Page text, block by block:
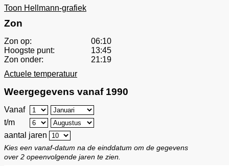
Toon Hellmann-grafiek
Zon
Zon op:
06:10
Hoogste punt:
13:45
Zon onder:
21:19
Actuele temperatuur
Weergegevens vanaf 1990
Vanaf
t/m
aantal jaren
Kies een vanaf-datum na de einddatum om de gegevens
over 2 opeenvolgende jaren te zien.